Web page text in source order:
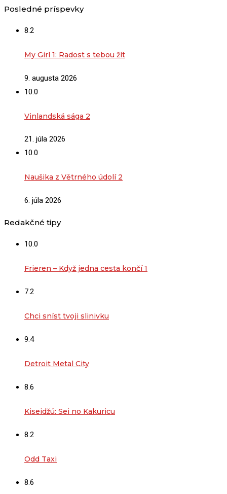
Posledné príspevky
8.2
My Girl 1: Radost s tebou žít
9. augusta 2026
10.0
Vinlandská sága 2
21. júla 2026
10.0
Naušika z Větrného údolí 2
6. júla 2026
Redakčné tipy
10.0
Frieren – Když jedna cesta končí 1
7.2
Chci sníst tvoji slinivku
9.4
Detroit Metal City
8.6
Kiseidžú: Sei no Kakuricu
8.2
Odd Taxi
8.6